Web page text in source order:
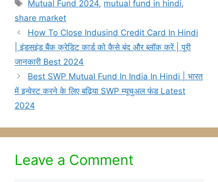
Mutual Fund 2024, mutual fund in hindi,
share market
How To Close Indusind Credit Card In Hindi
| इंडसइंड बैंक क्रेडिट कार्ड को कैसे बंद और ब्लॉक करें | पूरी
जानकारी Best 2024
Best SWP Mutual Fund In India In Hindi | भारत
में इन्वेस्ट करने के लिए बढ़िया SWP म्यूचुअल फंड Latest
2024
Leave a Comment